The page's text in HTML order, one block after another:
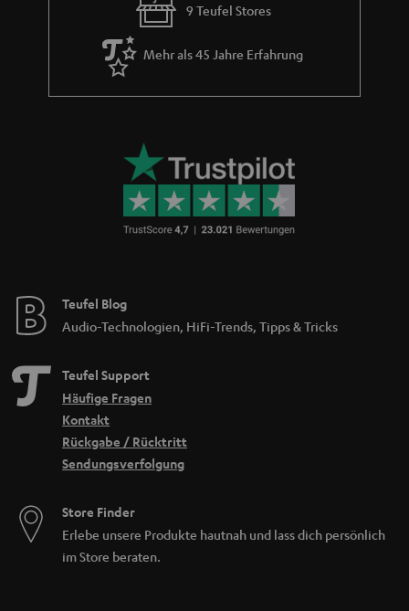
9 Teufel Stores
Mehr als 45 Jahre Erfahrung
Teufel Blog
Audio-Technologien, HiFi-Trends, Tipps & Tricks
Teufel Support
Häufige Fragen
Kontakt
Rückgabe / Rücktritt
Sendungsverfolgung
Store Finder
Erlebe unsere Produkte hautnah und lass dich persönlich
im Store beraten.